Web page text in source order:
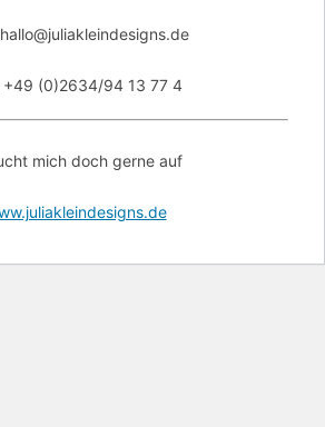
+49 (0)2634/94 13 77 4
mich doch gerne auf